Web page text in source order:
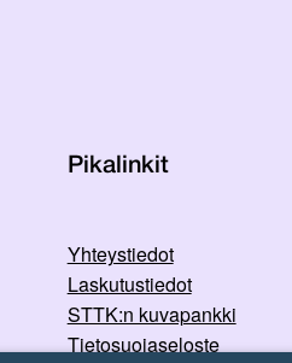
Pikalinkit
Yhteystiedot
Laskutustiedot
STTK:n kuvapankki
Tietosuojaseloste